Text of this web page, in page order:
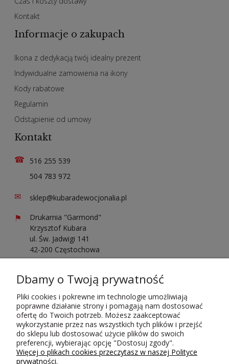
Kontakt
Informacje o zakupach
Ikona z dedykacją twój idealny prezent
Indywidualne zamowienia na ikony
Kody rabatowe
Regulamin
Odstąpienie od umowy
Kontakt
☎
516 255 539
504 783 972
✉ sklep@kubaradewocjonalia.pl
⚑
Drukarnia "Garmond"
Krzysztof Kubara
ul. Św. Jadwigi 141
42-200 Częstochowa
Płatności i dostawa
Dbamy o Twoją prywatność
Pliki cookies i pokrewne im technologie umożliwiają
poprawne działanie strony i pomagają nam dostosować
ofertę do Twoich potrzeb. Możesz zaakceptować
wykorzystanie przez nas wszystkich tych plików i przejść
do sklepu lub dostosować użycie plików do swoich
preferencji, wybierając opcję "Dostosuj zgody".
Więcej o plikach cookies przeczytasz w naszej Polityce
prywatności.